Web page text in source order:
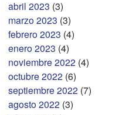
abril 2023 (3)
marzo 2023 (3)
febrero 2023 (4)
enero 2023 (4)
noviembre 2022 (4)
octubre 2022 (6)
septiembre 2022 (7)
agosto 2022 (3)